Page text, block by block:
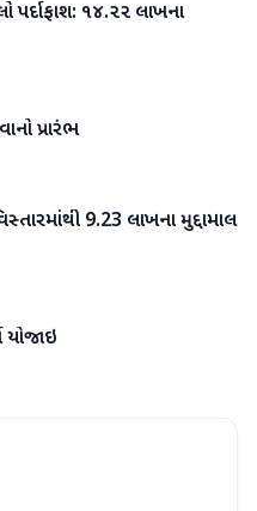
પર્દાફાશ: ૧૪.૨૨ લાખના
પ્રારંભ
9.23 લાખના મુદ્દામાલ
યોજાઇ